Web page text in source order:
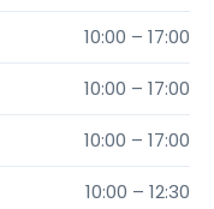
10:00 – 17:00
10:00 – 17:00
10:00 – 17:00
10:00 – 12:30